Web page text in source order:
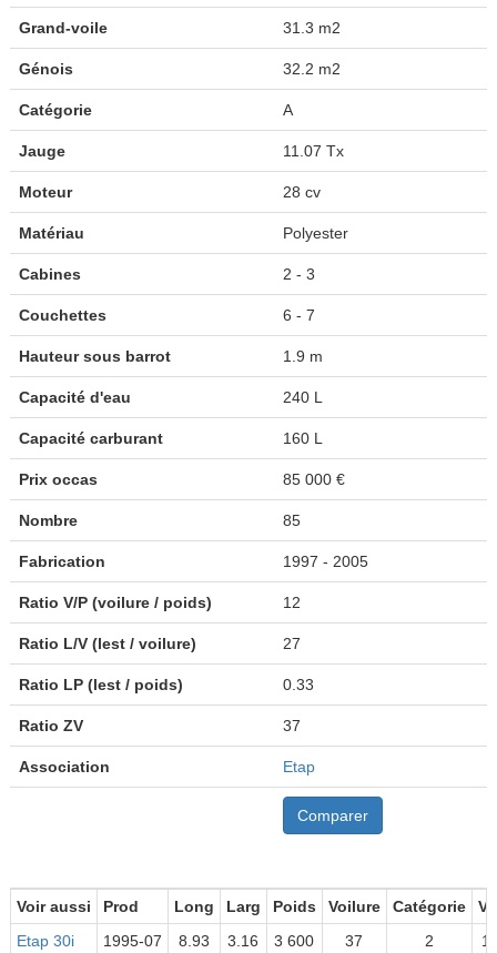
Grand-voile 31.3 m2
Génois 32.2 m2
Catégorie A
Jauge 11.07 Tx
Moteur 28 cv
Matériau Polyester
Cabines 2 - 3
Couchettes 6 - 7
Hauteur sous barrot 1.9 m
Capacité d'eau 240 L
Capacité carburant 160 L
Prix occas 85 000 €
Nombre 85
Fabrication 1997 - 2005
Ratio V/P (voilure / poids) 12
Ratio L/V (lest / voilure) 27
Ratio LP (lest / poids) 0.33
Ratio ZV 37
Association Etap
Comparer
Voir aussi Prod Long Larg Poids Voilure Catégorie
V/
Etap 30i
1995-07 8.93 3.16 3 600 37 2